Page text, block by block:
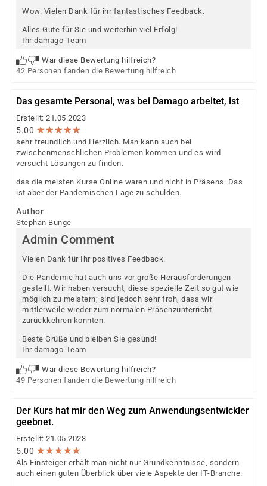
Wow. Vielen Dank für ihr fantastisches Feedback.
Alles Gute für Sie und weiterhin viel Erfolg!
Ihr damago-Team
War diese Bewertung hilfreich?
42 Personen fanden die Bewertung hilfreich
Das gesamte Personal, was bei Damago arbeitet, ist
Erstellt: 21.05.2023
5.00 ★★★★★
★★★★★
sehr freundlich und Herzlich. Man kann auch bei
zwischenmenschlichen Problemen kommen und es wird
versucht Lösungen zu finden.
das die meisten Kurse Online waren und nicht in Präsens. Das
ist aber der Pandemischen Lage zu schulden.
Author
Stephan Bunge
Admin Comment
Vielen Dank für Ihr positives Feedback.
Die Pandemie hat auch uns vor große Herausforderungen
gestellt. Wir haben versucht, diese spezielle Zeit so gut wie
möglich zu meistern; sind jedoch sehr froh, dass wir
mittlerweile wieder zum normalen Präsenzunterricht
zurückkehren konnten.
Beste Grüße und bleiben Sie gesund!
Ihr damago-Team
War diese Bewertung hilfreich?
49 Personen fanden die Bewertung hilfreich
Der Kurs hat mir den Weg zum Anwendungsentwickler
geebnet.
Erstellt: 21.05.2023
5.00 ★★★★★
★★★★★
Als Einsteiger erhält man nicht nur Grundkenntnisse, sondern
auch einen guten Überblick über viele Aspekte der IT-Branche.